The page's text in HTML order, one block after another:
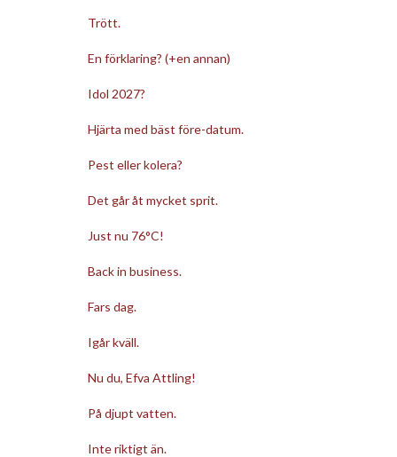
Trött.
En förklaring? (+en annan)
Idol 2027?
Hjärta med bäst före-datum.
Pest eller kolera?
Det går åt mycket sprit.
Just nu 76°C!
Back in business.
Fars dag.
Igår kväll.
Nu du, Efva Attling!
På djupt vatten.
Inte riktigt än.